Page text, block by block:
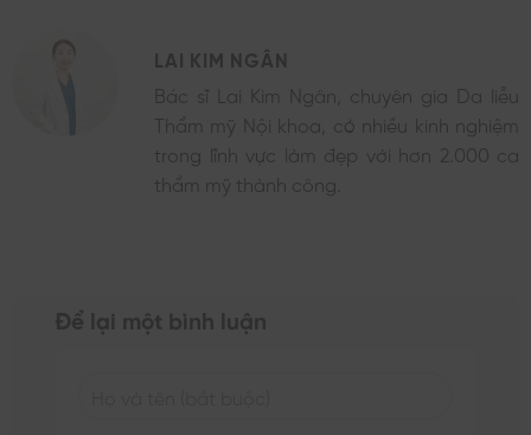
LAI KIM NGÂN
Bác sĩ Lai Kim Ngân, chuyên gia Da liễu
Thẩm mỹ Nội khoa, có nhiều kinh nghiệm
trong lĩnh vực làm đẹp với hơn 2.000 ca
thẩm mỹ thành công.
Để lại một bình luận